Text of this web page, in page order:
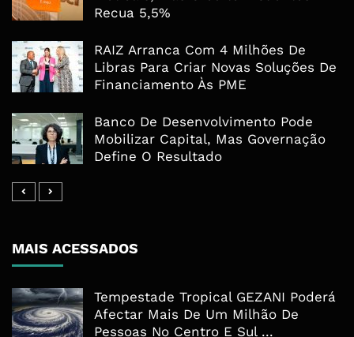
Recua 5,5%
RAIZ Arranca Com 4 Milhões De
Libras Para Criar Novas Soluções De
Financiamento Às PME
Banco De Desenvolvimento Pode
Mobilizar Capital, Mas Governação
Define O Resultado
MAIS ACESSADOS
Tempestade Tropical GEZANI Poderá
Afectar Mais De Um Milhão De
Pessoas No Centro E Sul ...